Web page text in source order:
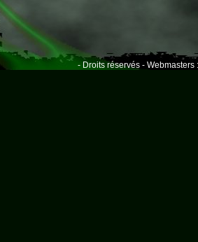
- Droits réservés - Webmasters